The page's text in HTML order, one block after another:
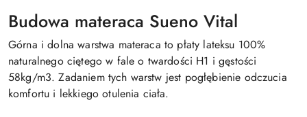
Budowa materaca Sueno Vital
Górna i dolna warstwa materaca to płaty lateksu 100%
naturalnego ciętego w fale o twardości H1 i gęstości
58kg/m3. Zadaniem tych warstw jest pogłębienie odczucia
komfortu i lekkiego otulenia ciała.